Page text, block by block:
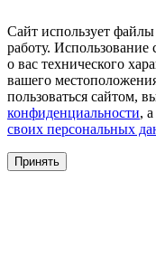
Сайт использует
работу.
о вас технического
вашего
пользоваться сайтом,
конфиденциальности,
своих персональных
Принять